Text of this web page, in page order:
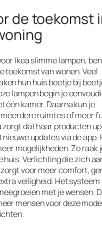
de toekomst
Ikea slimme lampen,
toekomst van wonen. Veel
hun huis beetje bij
lampen begin je
één kamer. Daarna kun je
ruimtes of meer
zorgt dat haar producten
updates via de app.
mogelijkheden. Zo raak
huis. Verlichting die zich
voor meer comfort,
veiligheid. Het systeem
met je wensen.
mensen voor deze